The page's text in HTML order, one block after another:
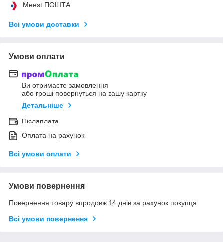
Meest ПОШТА
Всі умови доставки
Умови оплати
Ви отримаєте замовлення
або гроші повернуться на вашу картку
Детальніше
Післяплата
Оплата на рахунок
Всі умови оплати
Умови повернення
Повернення товару впродовж 14 днів за рахунок покупця
Всі умови повернення